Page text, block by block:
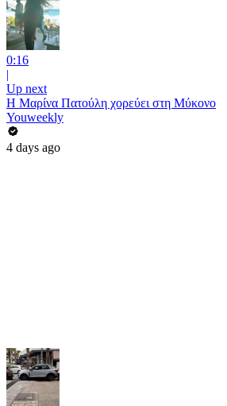
0:16
|
Up next
Η Μαρίνα Πατούλη χορεύει στη Μύκονο
Youweekly
4 days ago